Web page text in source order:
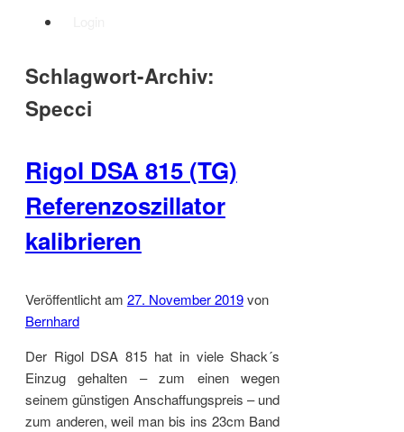
Schlagwort-Archiv:
Specci
Rigol DSA 815 (TG)
Referenzoszillator
kalibrieren
Veröffentlicht am 27. November 2019von
Bernhard
Der Rigol DSA 815 hat in viele Shack´s
Einzug gehalten – zum einen wegen
seinem günstigen Anschaffungspreis – und
zum anderen, weil man bis ins 23cm Band